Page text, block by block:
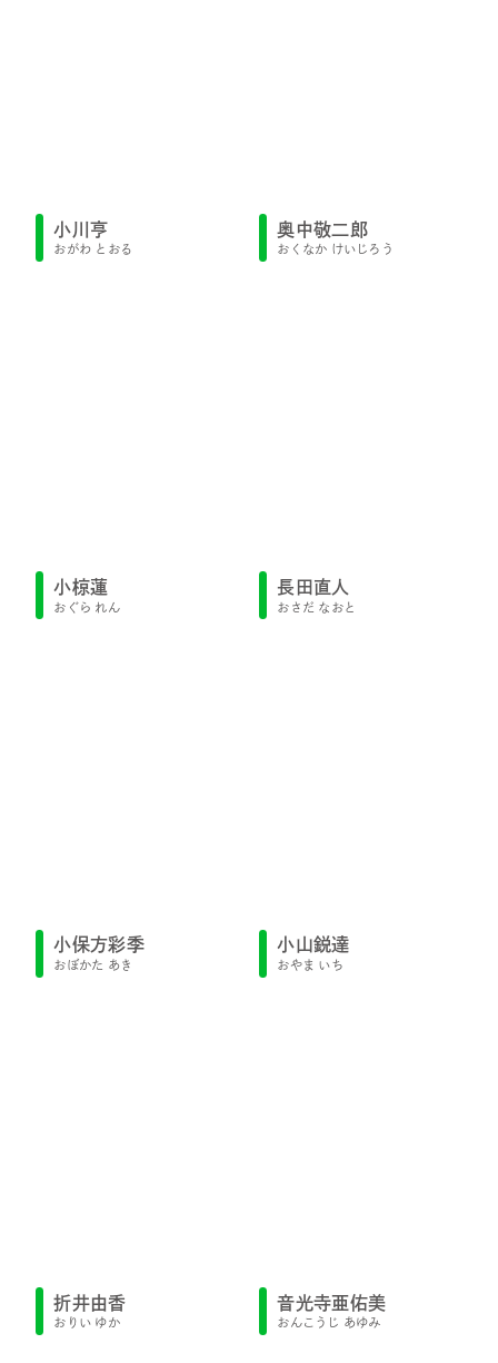
小川亨
おがわ とおる
奥中敬二郎
おくなか けいじろう
小椋蓮
おぐら れん
長田直人
おさだ なおと
小保方彩季
おぼかた あき
小山鋭達
おやま いち
折井由香
おりい ゆか
音光寺亜佑美
おんこうじ あゆみ